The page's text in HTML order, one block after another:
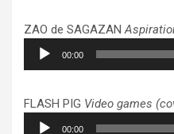
ZAO de SAGAZAN
Lecteur
audio
00:00
FLASH PIG Video games
Lecteur
00:00